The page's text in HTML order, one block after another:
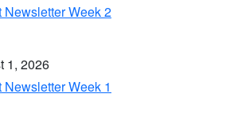
Newsletter Week 2
1, 2026
Newsletter Week 1